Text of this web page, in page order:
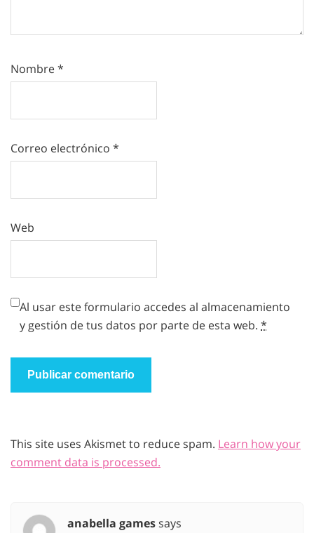
Nombre*
Correo electrónico *
Web
Al usar este formulario accedes al almacenamiento
y gestión de tus datos por parte de esta web. *
This site uses Akismet to reduce spam. Learn how your
comment data is processed.
anabella gamessays